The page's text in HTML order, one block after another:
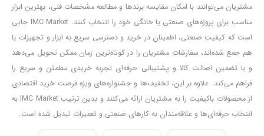
اتصال و فنر مقاوم یونیزاسیون شده می باشد.
شیلنگ های فنری وسیله ای است که هوای فشرده را از کمپرسور هوا به
ابزارهای پنوماتیکی مانند میخکوب بادی، پیستوله رنگ پاش بادی، آچار
بکس بادی و غیره رسانده و موارد استفاده بسیار زیادی دارند و یکی از
ارکان ابزارآلات بادی به شمار می روند.
شیلنگ های فنری با استفاده از تجهیزات مدرن در قطرها، طول ها و
مشتریان می‌توانند با امکان مقایسه برندها و مطالعه مشخصات فنی، بهترین ابزار
مناسب برای پروژه‌های صنعتی یا خانگی خود را انتخاب کنند. IMC Market جایی
است که کیفیت صنعتی، اطمینان در خرید و دسترسی سریع به ابزار و تجهیزات با
هم جمع شده‌اند، سفارشات مشتریان را در کوتاه‌ترین زمان ممکن تحویل می‌دهد
و با تضمین اصالت کالا و پشتیبانی حرفه‌ای تجربه خریدی مطمئن و سریع را
فراهم می‌کند. علاوه بر این، تخفیف‌ها و جشنواره‌های ویژه فرصت خرید اقتصادی
از محصولات باکیفیت را به مشتریان ارائه می‌کنند و بدین ترتیب IMC Market به
انتخاب حرفه‌ای‌ها و علاقه‌مندان به کارهای صنعتی و تعمیرات تبدیل شده است.